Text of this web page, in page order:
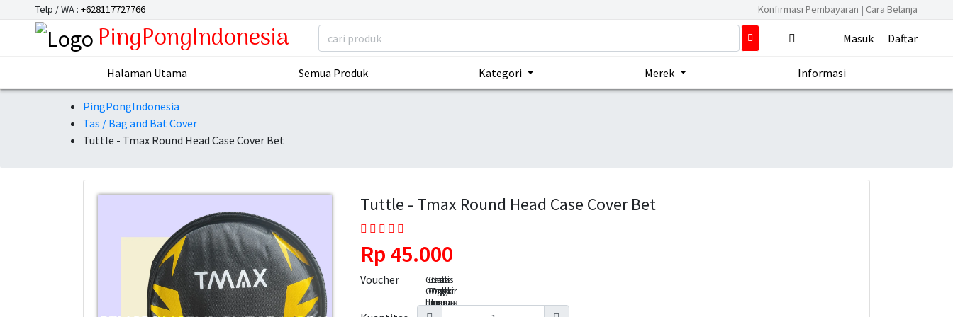
Telp / WA : +628117727766 Konfirmasi Pembayaran | Cara Belanja
PingPongIndonesia Masuk Daftar
Halaman Utama Semua Produk Kategori Merek Informasi
PingPongIndonesia
Tas / Bag and Bat Cover
Tuttle - Tmax Round Head Case Cover Bet
Tuttle - Tmax Round Head Case Cover Bet
Rp 45.000
Voucher
Gratis
Ongkir
hingga
Gratis
Ongkir
hingga
Gratis
Ongkir
hingga